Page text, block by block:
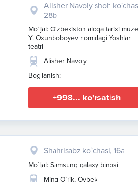
Alisher Navoiy shoh
28b
Mo`ljal: O'zbekiston aloqa tarixi
Y. Oxunboboyev nomidagi Yoshlar
teatri
Alisher Navoiy
Bog'lanish:
+998... ko'rsatish
Shahrisabz ko`chasi, 16a
Mo`ljal: Samsung galaxy binosi
Ming O`rik, Oybek